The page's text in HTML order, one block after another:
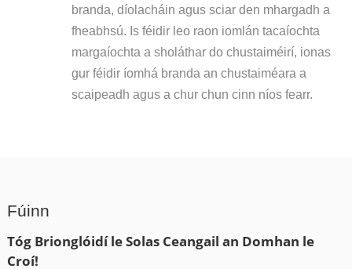
branda, díolacháin agus sciar den mhargadh a
fheabhsú. Is féidir leo raon iomlán tacaíochta
margaíochta a sholáthar do chustaiméirí, ionas
gur féidir íomhá branda an chustaiméara a
scaipeadh agus a chur chun cinn níos fearr.
Fúinn
Tóg Brionglóidí le Solas Ceangail an Domhan le
Croí!